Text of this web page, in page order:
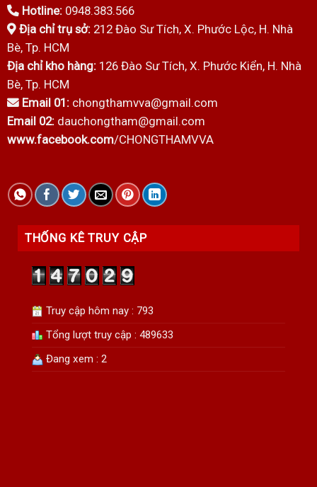
Hotline:0948.383.566
Địa chỉ trụ sở:212 Đào Sư Tích, X. Phước Lộc, H. Nhà
Bè, Tp. HCM
Địa chỉ kho hàng:126 Đào Sư Tích, X. Phước Kiển, H. Nhà
Bè, Tp. HCM
Email 01:chongthamvva@gmail.com
Email 02:dauchongtham@gmail.com
www.facebook.com/CHONGTHAMVVA
THỐNG KÊ TRUY CẬP
Truy cập hôm nay : 793
Tổng lượt truy cập : 489633
Đang xem : 2